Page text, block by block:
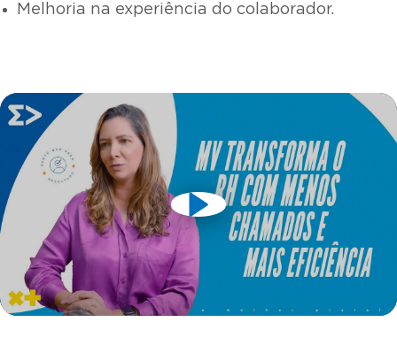
Melhoria na experiência do colaborador.